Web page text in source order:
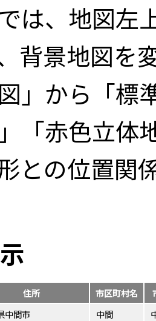
は、地図左
背景地図を
図」から「
「赤色立体
との位置関
住所 市区町村名
中間市 中間